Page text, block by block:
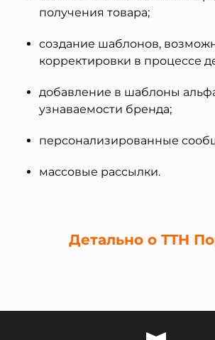
получения товара;
создание шаблонов,
корректировки в процессе
добавление в шаблоны
узнаваемости бренда;
персонализированные
массовые рассылки.
Детально о TTH